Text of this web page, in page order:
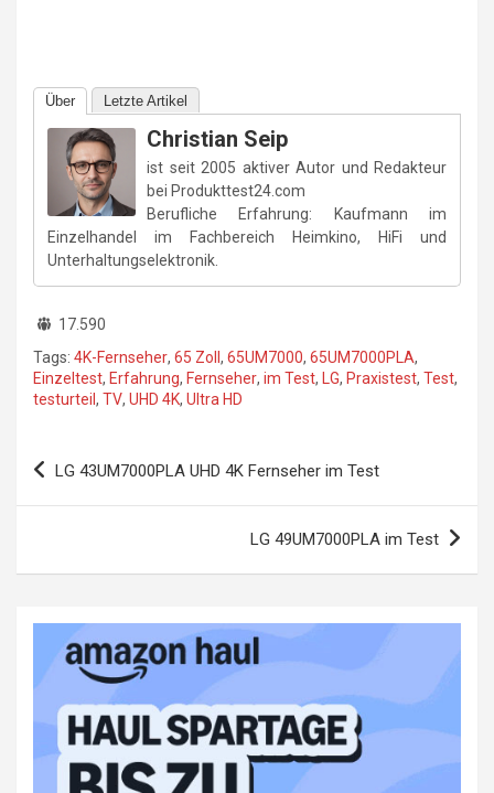
Über Letzte Artikel
Christian Seip
ist seit 2005 aktiver Autor und Redakteur
bei Produkttest24.com
Berufliche Erfahrung: Kaufmann im
Einzelhandel im Fachbereich Heimkino, HiFi und
Unterhaltungselektronik.
17.590
Tags: 4K-Fernseher, 65 Zoll , 65UM7000, 65UM7000PLA,
Einzeltest, Erfahrung, Fernseher, im Test, LG, Praxistest, Test,
testurteil , TV, UHD 4K, Ultra HD
Beitragsnavigation
LG 43UM7000PLA UHD 4K Fernseher im Test
LG 49UM7000PLA im Test